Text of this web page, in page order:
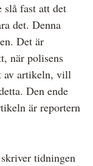
fast att det
det. Denna
Det är
när polisens
av artikeln, vill
Den ende
är reportern
tidningen